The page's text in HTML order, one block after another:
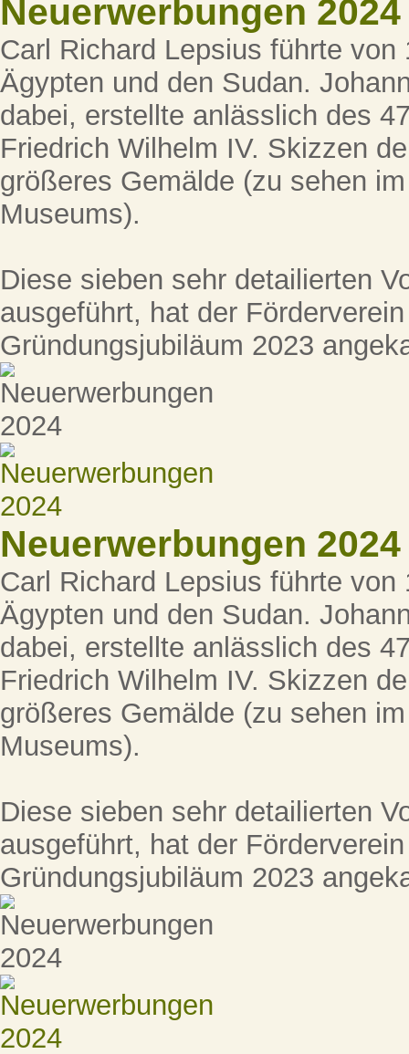
Neuerwerbungen 2024
Carl Richard Lepsius führte
Ägypten und den Sudan.
dabei, erstellte anlässlich des
Friedrich Wilhelm IV. Skizzen
größeres Gemälde (zu sehen
Museums).
Diese sieben sehr detailierten
ausgeführt, hat der
Gründungsjubiläum 2023
Neuerwerbungen 2024
Carl Richard Lepsius führte
Ägypten und den Sudan.
dabei, erstellte anlässlich des
Friedrich Wilhelm IV. Skizzen
größeres Gemälde (zu sehen
Museums).
Diese sieben sehr detailierten
ausgeführt, hat der
Gründungsjubiläum 2023